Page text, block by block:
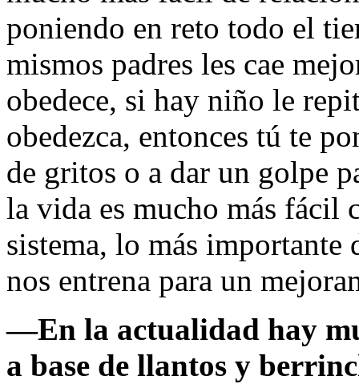
poniendo en reto todo el
mismos padres les cae
obedece, si hay niño le
obedezca, entonces tú te
de gritos o a dar un golpe
la vida es mucho más fácil
sistema, lo más importante
nos entrena para un
—En la actualidad hay
a base de llantos y